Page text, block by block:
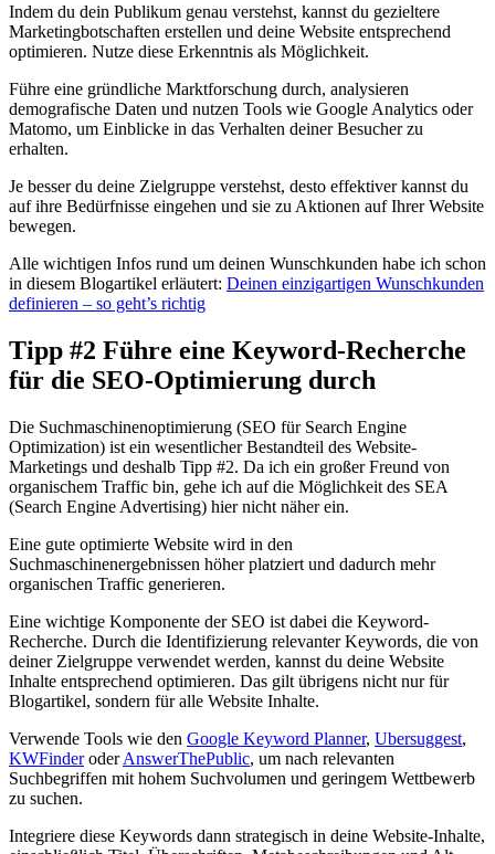
Indem du dein Publikum genau verstehst, kannst du gezieltere
Marketingbotschaften erstellen und deine Website entsprechend
optimieren. Nutze diese Erkenntnis als Möglichkeit.
Führe eine gründliche Marktforschung durch, analysieren
demografische Daten und nutzen Tools wie Google Analytics oder
Matomo, um Einblicke in das Verhalten deiner Besucher zu
erhalten.
Je besser du deine Zielgruppe verstehst, desto effektiver kannst du
auf ihre Bedürfnisse eingehen und sie zu Aktionen auf Ihrer Website
bewegen.
Alle wichtigen Infos rund um deinen Wunschkunden habe ich schon
in diesem Blogartikel erläutert: Deinen einzigartigen Wunschkunden
definieren – so geht’s richtig
Tipp #2 Führe eine Keyword-Recherche
für die SEO-Optimierung durch
Die Suchmaschinenoptimierung (SEO für Search Engine
Optimization) ist ein wesentlicher Bestandteil des Website-
Marketings und deshalb Tipp #2. Da ich ein großer Freund von
organischem Traffic bin, gehe ich auf die Möglichkeit des SEA
(Search Engine Advertising) hier nicht näher ein.
Eine gute optimierte Website wird in den
Suchmaschinenergebnissen höher platziert und dadurch mehr
organischen Traffic generieren.
Eine wichtige Komponente der SEO ist dabei die Keyword-
Recherche. Durch die Identifizierung relevanter Keywords, die von
deiner Zielgruppe verwendet werden, kannst du deine Website
Inhalte entsprechend optimieren. Das gilt übrigens nicht nur für
Blogartikel, sondern für alle Website Inhalte.
Verwende Tools wie den Google Keyword Planner, Ubersuggest,
KWFinderoderAnswerThePublic, um nach relevanten
Suchbegriffen mit hohem Suchvolumen und geringem Wettbewerb
zu suchen.
Integriere diese Keywords dann strategisch in deine Website-Inhalte,